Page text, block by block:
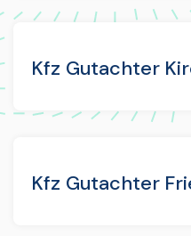
Kfz Gutachter
Kfz Gutachter